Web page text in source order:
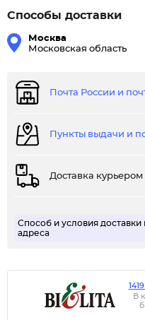
Способы доставки
Москва
Московская область
Почта России и
Пункты выдачи и
Доставка курьером
Способ и условия
адреса
В